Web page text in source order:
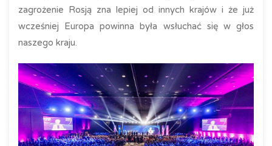
zagrożenie Rosją zna lepiej od innych krajów i że już
wcześniej Europa powinna była wsłuchać się w głos
naszego kraju.